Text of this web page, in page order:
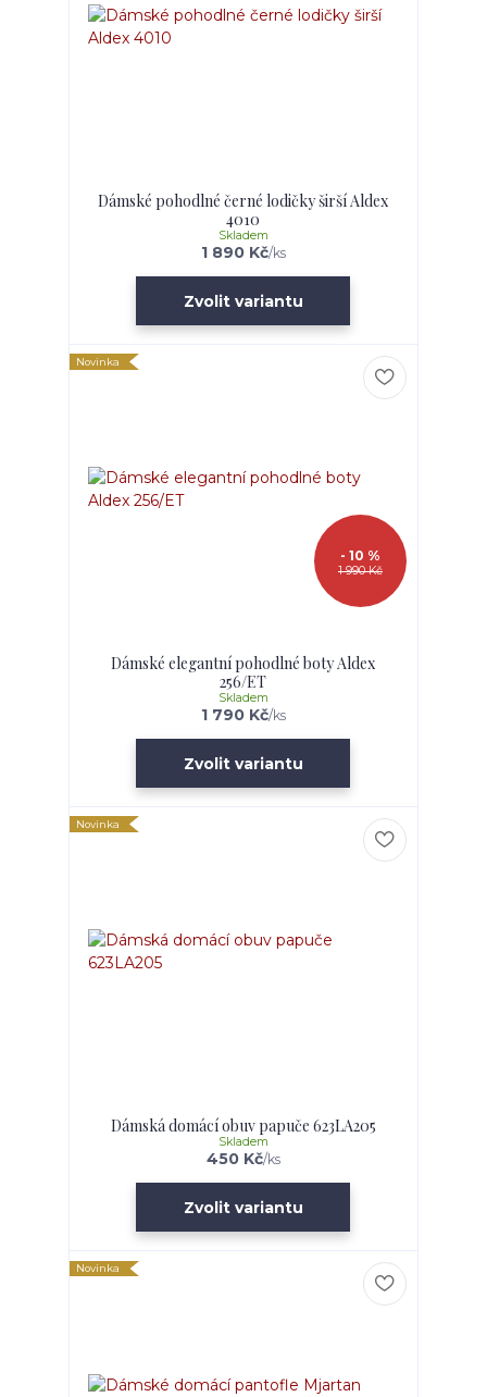
Dámské pohodlné černé lodičky širší Aldex
4010
1 890 Kč/ks
Skladem
Zvolit variantu
Novinka
1 990 Kč
- 10 %
Dámské elegantní pohodlné boty Aldex
256/ET
1 790 Kč/ks
Skladem
Zvolit variantu
Novinka
Dámská domácí obuv papuče 623LA205
450 Kč/ks
Skladem
Zvolit variantu
Novinka